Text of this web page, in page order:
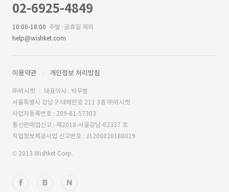
02-6925-4849
10:00-18:00 주말·공휴일 제외
help@wishket.com
이용약관 개인정보 처리방침
㈜위시켓
대표이사 : 박우범
서울특별시 강남구 테헤란로 211 3층 ㈜위시켓
사업자등록번호 : 209-81-57303
통신판매업신고 : 제2018-서울강남-02337 호
직업정보제공사업 신고번호 : J1200020180019
© 2013 Wishket Corp.